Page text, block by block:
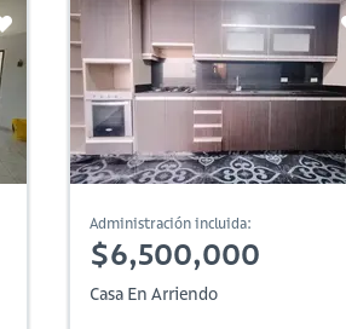
Administración incluida:
$6,500,000
Casa En Arriendo